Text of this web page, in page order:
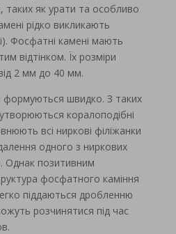
таких як урати та особливо
рідко викликають
Фосфатні камені мають
відтінком. Їх розміри
2 мм до 40 мм.
формуються швидко. З таких
коралоподібні
всі ниркові філіжанки
одного з ниркових
Однак позитивним
фосфатного каміння
піддаються дробленню
розчинятися під час